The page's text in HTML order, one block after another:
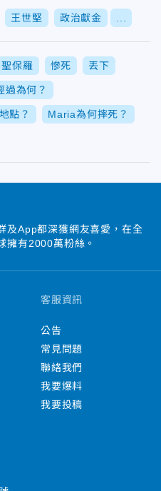
王世堅 政治獻金
聖保羅 慘死 丟下
過為何？
點？ Maria為何摔死？
及App都深獲網友喜愛，在全
擁有2000萬粉絲。
客服資訊
公告
常見問題
聯絡我們
我要爆料
我要投稿